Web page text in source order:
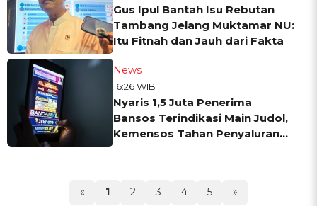
Gus Ipul Bantah Isu Rebutan
Tambang Jelang Muktamar NU:
Itu Fitnah dan Jauh dari Fakta
News
16:26 WIB
Nyaris 1,5 Juta Penerima
Bansos Terindikasi Main Judol,
Kemensos Tahan Penyaluran
« 1 2 3 4 5 »